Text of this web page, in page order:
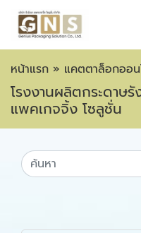
หน้าแรก » แคตตาล็อกออ
โรงงานผลิตกระดาษ
แพคเกจจิ้ง โซลูชั่น